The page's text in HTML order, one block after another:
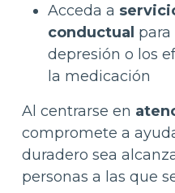
Acceda a
conductual para
depresión o los
la medicación
Al centrarse en
compromete a
duradero sea
personas a las que